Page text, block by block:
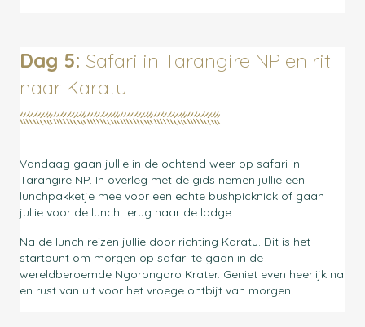
Dag 5: Safari in Tarangire NP en rit
naar Karatu
Vandaag gaan jullie in de ochtend weer op safari in
Tarangire NP. In overleg met de gids nemen jullie een
lunchpakketje mee voor een echte bushpicknick of gaan
jullie voor de lunch terug naar de lodge.
Na de lunch reizen jullie door richting Karatu. Dit is het
startpunt om morgen op safari te gaan in de
wereldberoemde Ngorongoro Krater. Geniet even heerlijk na
en rust van uit voor het vroege ontbijt van morgen.